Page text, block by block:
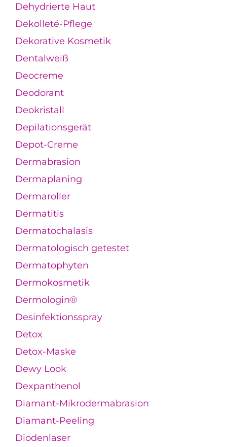
Dehydrierte Haut
Dekolleté-Pflege
Dekorative Kosmetik
Dentalweiß
Deocreme
Deodorant
Deokristall
Depilationsgerät
Depot-Creme
Dermabrasion
Dermaplaning
Dermaroller
Dermatitis
Dermatochalasis
Dermatologisch getestet
Dermatophyten
Dermokosmetik
Dermologin®
Desinfektionsspray
Detox
Detox-Maske
Dewy Look
Dexpanthenol
Diamant-Mikrodermabrasion
Diamant-Peeling
Diodenlaser